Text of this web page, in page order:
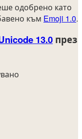
одобрено като
към Emoji 1.0.
13.0 през